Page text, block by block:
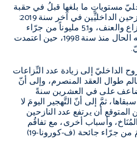
مستوياتٍ ما بلغها قبلُ في حقبة
الداخليِّين في آخر سنة 2019 :
45.7 مليون نازحٍ داخليّ من جرّاء النِّزاع والعنف، و5.1 مليوناً من جرّاء
وهذا ضعف ما كانت عليه الحال منذ سنة 1998، حين اعتمدت
الداخليّ إلى زيادة عدد النِّزاعات
طوال العقد المنصرم، وإلى أنّ
تضاعف على في العشرين سنةً
ثمَّ إلى أنّ التَّهجير اليومَ لا
المتوقع أن يرتفع عدد النازحين
وأسباب أخرى، مع تفاقُم
حاجات الناس ومواطن ضعفهم اليومَ من جرّاء جائحة (ف-كورونا-19)